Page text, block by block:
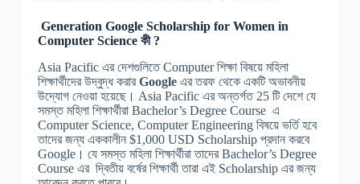
Generation Google Scholarship for Women in
Computer Scienceকী ?
Asia Pacific এর দেশগুলিতে Computer শিক্ষা বিষয়ে মহিলা
শিক্ষার্থীদের উদ্বুদ্ধ করারGoogleএর তরফ থেকে একটি অভাবনীয়
উদ্যোগ নেওয়া হয়েছে। Asia Pacific এর অন্তর্গত 25 টি দেশে যে
সমস্ত মহিলা শিক্ষার্থীরা Bachelor’s Degree Course এ
Computer Science, Computer Engineering বিষয়ে ভর্তি হবে
তাদের জন্য এককালীন $1,000 USD Scholarship প্রদান করবে
Google। যে সমস্ত মহিলা শিক্ষার্থীরা তাদের Bachelor’s Degree
Course এর দ্বিতীয় বর্ষের শিক্ষার্থী তারা এই Scholarship এর জন্য